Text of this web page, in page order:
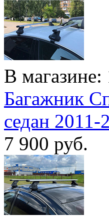
В магазине:
Багажник
седан 2011-
7 900 руб.